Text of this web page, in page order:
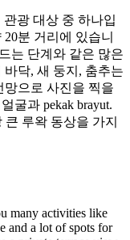
관광 대상 중 하나입
분 거리에 있습니
는 단계와 같은 많은
닥, 새 둥지, 춤추는
망으로 사진을 찍을
굴과 pekak brayut.
루왁 동상을 가지
many activities like
and a lot of spots for